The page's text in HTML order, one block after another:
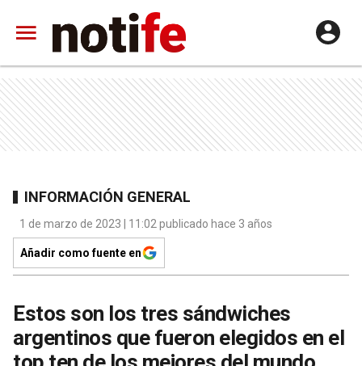
INFORMACIÓN GENERAL
1 de marzo de 2023 | 11:02 publicado hace 3 años
Añadir como fuente en
Estos son los tres sándwiches
argentinos que fueron elegidos en el